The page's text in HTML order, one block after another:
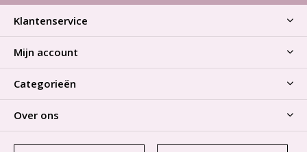
Klantenservice
Mijn account
Categorieën
Over ons